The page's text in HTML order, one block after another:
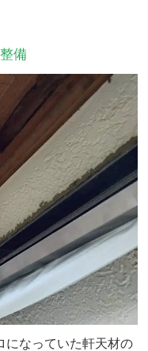
備
になっていた軒天材の